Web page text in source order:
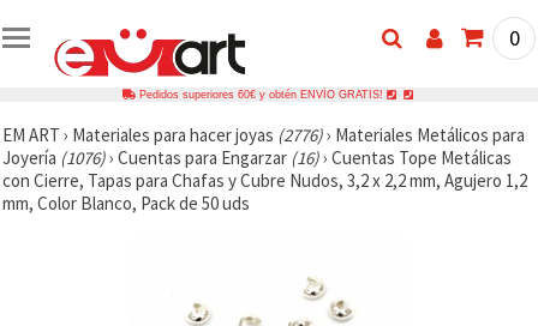
0
Pedidos superiores 60€ y obtén ENVÍO GRATIS!
EM ART › Materiales para hacer joyas (2776)› Materiales Metálicos para
Joyería (1076)› Cuentas para Engarzar (16)› Cuentas Tope Metálicas
con Cierre, Tapas para Chafas y Cubre Nudos, 3,2 x 2,2 mm, Agujero 1,2
mm, Color Blanco, Pack de 50 uds